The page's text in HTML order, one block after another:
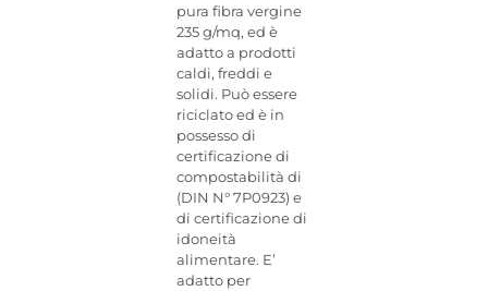
pura fibra vergine
235 g/mq, ed è
adatto a prodotti
caldi, freddi e
solidi. Può essere
riciclato ed è in
possesso di
certificazione di
compostabilità di
(DIN N° 7P0923) e
di certificazione di
idoneità
alimentare. E’
adatto per